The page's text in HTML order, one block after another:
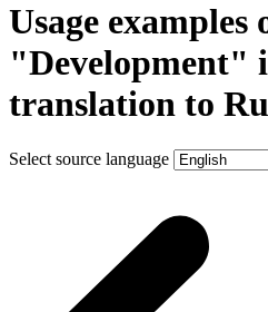
Usage examples
"Development"
translation to
Select source language